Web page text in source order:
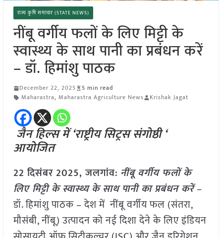
राज्य कृषि समाचार (STATE NEWS)
नींबू वर्गीय फलों के लिए मिट्टी के
स्वास्थ्य के साथ पानी का प्रबंधन करें
– डॉ. हिमांशु पाठक
December 22, 2025
5 min read
Maharastra, Maharastra Agriculture News Krishak Jagat
जैन हिल्स में ‘राष्ट्रीय सिट्रस संगोष्ठी ‘
आयोजित
22 दिसंबर 2025,जलगांव: नींबू वर्गीय फलों के
लिए मिट्टी के स्वास्थ्य के साथ पानी का प्रबंधन करें–
डॉ. हिमांशु पाठक – देश में नींबू वर्गीय फल (संतरा,
मौसंबी, नींबू) उत्पादन को नई दिशा देने के लिए इंडियन